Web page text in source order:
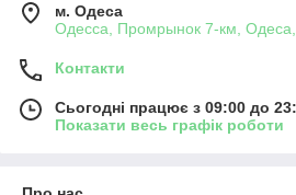
м. Одеса
Одесса, Промрынок 7-км, Одеса,
Контакти
Сьогодні працює з 09:00 до
Показати весь графік роботи